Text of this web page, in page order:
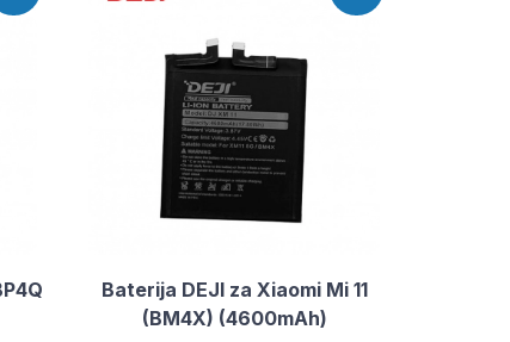
Baterija DEJI za Xiaomi Mi 11
(BM4X) (4600mAh)